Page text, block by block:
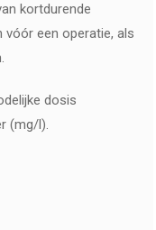
kortdurende
vóór een operatie, als
dosis
(mg/l).